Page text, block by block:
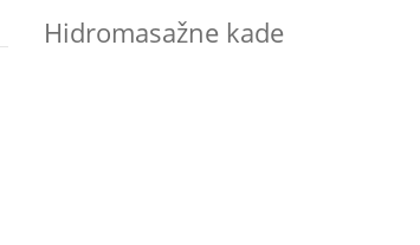
Hidromasažne kade